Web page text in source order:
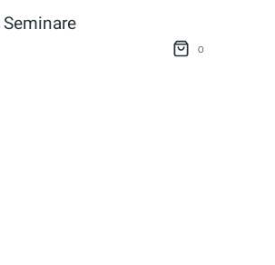
Seminare
0